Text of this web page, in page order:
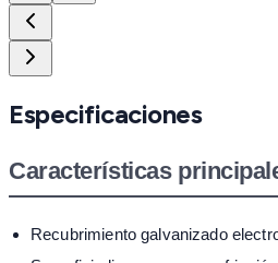
Especificaciones
Características
Recubrimiento galvanizado